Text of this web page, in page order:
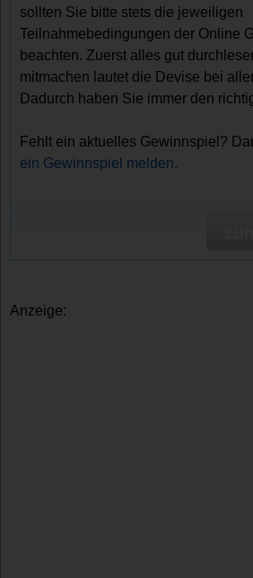
sollten Sie bitte stets die jeweiligen
Teilnahmebedingungen der Online
beachten. Zuerst alles gut
mitmachen lautet die Devise bei
Dadurch haben Sie immer den
Fehlt ein aktuelles Gewinnspiel?
ein Gewinnspiel melden.
Anzeige: